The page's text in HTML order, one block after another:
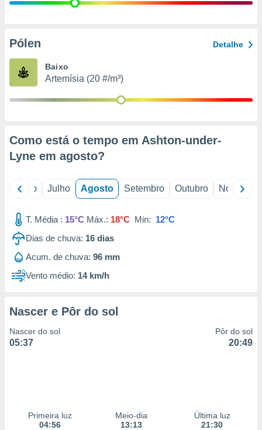
e
de
Pólen Detalhe
Baixo
Artemísia (20 #/m³)
Como está o tempo em Ashton-under-
Lyne em agosto?
Junho Julho Agosto Setembro Outubro Novembro
T. Média : 15°C Máx.: 18°C Min: 12°C
Dias de chuva: 16 dias
Acum. de chuva: 96 mm
Vento médio: 14 km/h
Nascer e Pôr do sol
Nascer do sol
05:37
Pôr do sol
20:49
Primeira luz
04:56
Meio-dia
13:13
Última luz
21:30